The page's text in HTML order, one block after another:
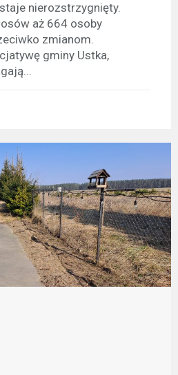
nierozstrzygnięty.
aż 664 osoby
zmianom.
gminy Ustka,